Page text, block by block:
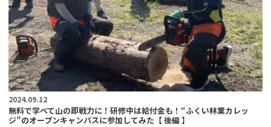
2024.09.12
無料で学べて山の即戦力に！研修中は給付金も！“ふくい林業カレッ
ジ”のオープンキャンパスに参加してみた【 後編 】